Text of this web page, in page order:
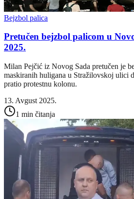
Bejzbol palica
Pretučen bejzbol palicom u
2025.
Milan Pejčić iz Novog Sada pretučen je
maskiranih huligana u Stražilovskoj ulici
pratio protestnu kolonu.
13. Avgust 2025.
1 min čitanja